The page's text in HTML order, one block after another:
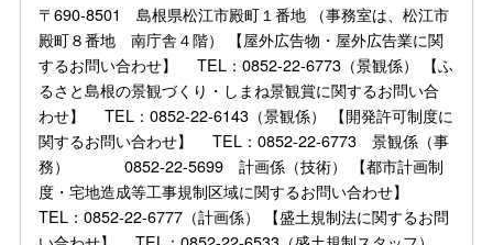
〒690-8501 島根県松江市殿町１番地 （事務室は、松江市
殿町８番地 南庁舎４階） 【屋外広告物・屋外広告業に関
するお問い合わせ】 TEL：0852-22-6773（景観係） 【ふ
るさと島根の景観づくり・しまね景観賞に関するお問い合
わせ】 TEL：0852-22-6143（景観係） 【開発許可制度に
関するお問い合わせ】 TEL：0852-22-6773 景観係（事
務） 0852-22-5699 計画係（技術） 【都市計画制
度・宅地造成等工事規制区域に関するお問い合わせ】
TEL：0852-22-6777（計画係） 【盛土規制法に関するお問